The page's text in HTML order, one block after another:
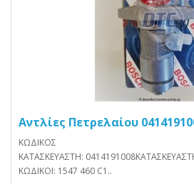
Αντλίες Πετρελαίου
ΚΩΔΙΚΟΣ
ΚΑΤΑΣΚΕΥΑΣΤΗ:
ΚΩΔΙΚΟΙ: 1547 460 C1..